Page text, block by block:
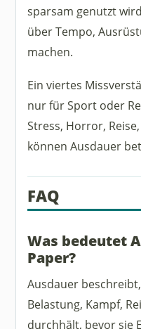
sparsam genutzt
über Tempo,
machen.
Ein viertes
nur für Sport oder
Stress, Horror,
können Ausdauer
FAQ
Was bedeutet
Paper?
Ausdauer
Belastung, Kampf,
durchhält, bevor sie